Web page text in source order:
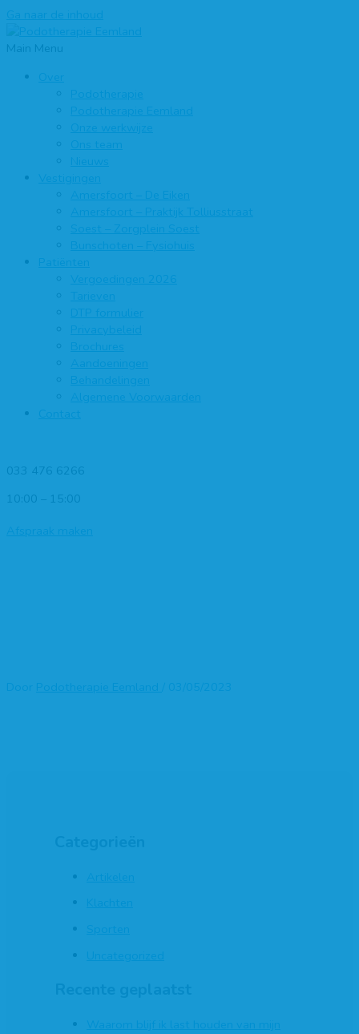
Ga naar de inhoud
Main Menu
Over
Podotherapie
Podotherapie Eemland
Onze werkwijze
Ons team
Nieuws
Vestigingen
Amersfoort – De Eiken
Amersfoort – Praktijk Tolliusstraat
Soest – Zorgplein Soest
Bunschoten – Fysiohuis
Patiënten
Vergoedingen 2026
Tarieven
DTP formulier
Privacybeleid
Brochures
Aandoeningen
Behandelingen
Algemene Voorwaarden
Contact
033 476 6266
10:00 – 15:00
Afspraak maken
Door Podotherapie Eemland 03/05/2023
Artikelen
Klachten
Sporten
Uncategorized
Waarom blijf ik last houden van mijn